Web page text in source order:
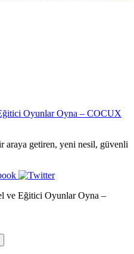
araya getiren, yeni nesil, güvenli
ve Eğitici Oyunlar Oyna –